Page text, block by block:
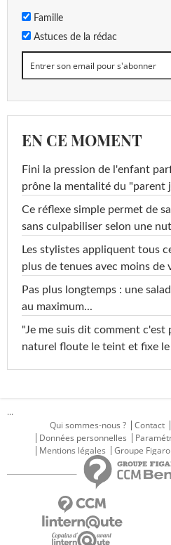
Famille
Astuces de la rédac
EN CE MOMENT
Fini la pression de l'enfant
prône la mentalité du "parent
Ce réflexe simple permet de
sans culpabiliser selon une
Les stylistes appliquent tous
plus de tenues avec moins de
Pas plus longtemps : une
au maximum...
"Je me suis dit comment c'est
naturel floute le teint et fixe
...
Qui sommes-nous ?
Contact
Données personnelles
Mentions légales
Groupe Figaro